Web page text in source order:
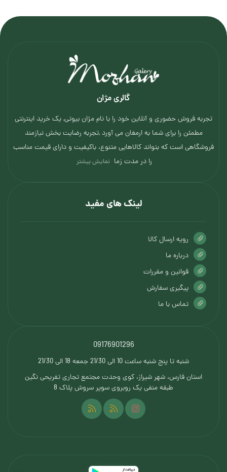
گالری مژان
تجربه فروش حضوری و آنلاین خود را با نام مژان بیوتی, یک خرید اینترنتی
مطمئن را برای شما به ارمغان می آورد ,تجربه رضایت بخش نیازمند
فروشگاهی است که بتواند کالاهایی متنوع، باکیفیت و دارای قیمت مناسب
را در مدت زما نمایش بیشتر
لینک های مفید
رویه ارسال کالا
درباره ما
قوانین و مقررات
پیگیری سفارش
تماس با ما
09176901296
شنبه تا پنج شنبه ساعت 10 الی 21/30 جمعه 18 الی 21/30
استان فارس، شهر شیراز، کوی وحدت مجتمع تجاری تفریحی نگین
طبقه منفی یک روبروی سوپر سروش پلاک 8